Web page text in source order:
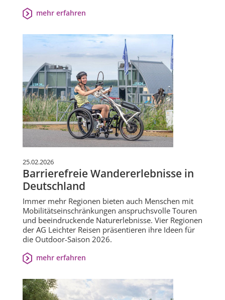
mehr erfahren
25.02.2026
Barrierefreie Wandererlebnisse in
Deutschland
Immer mehr Regionen bieten auch Menschen mit
Mobilitätseinschränkungen anspruchsvolle Touren
und beeindruckende Naturerlebnisse. Vier Regionen
der AG Leichter Reisen präsentieren ihre Ideen für
die Outdoor-Saison 2026.
mehr erfahren